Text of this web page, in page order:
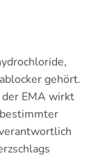
gehört.
EMA wirkt